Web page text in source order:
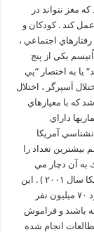
مغز نتواند در
كند . كودكان و
اجتماعي ،
يكي از پنج
يا به اختصار “پي
آسپرگر ، اختلال
كه با معيارهاي
داراي
آمريكا
تعداد را
بين ۲ تا ۶ كودك از هر ۱۰۰۰ كودك به آن دچار مي
شوند ( به نقل از مركز كنترل و پيشگيري بيماريها در آمريكا سال ۲۰۰۱ ) . اين
بدين معنا است كه در كشوري مانند ايران با جمعيت حدود ۷۰ ميليون نفر
داشته باشند و فراموش
انجام شده